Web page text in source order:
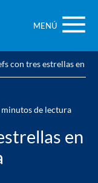
MENÚ
con tres estrellas en
minutos de lectura
en